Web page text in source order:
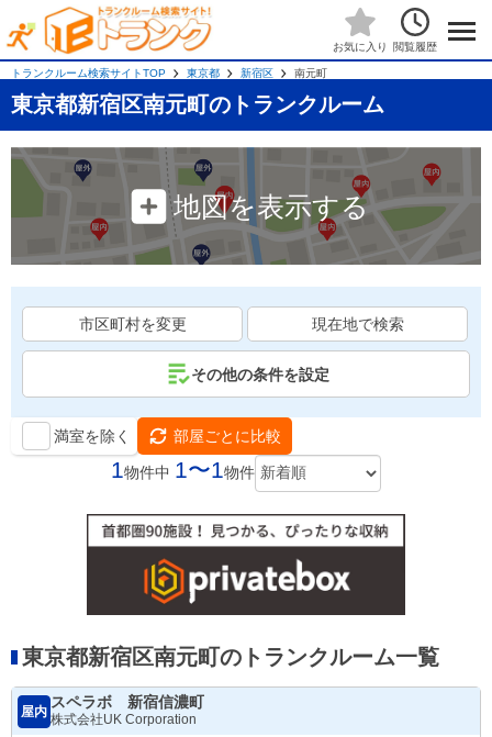
お気に入り 閲覧履歴
トランクルーム検索サイトTOP 東京都 新宿区 南元町
東京都新宿区南元町のトランクルーム
地図を表示する
市区町村を変更 現在地で検索
その他の条件を設定
満室を除く 部屋ごとに比較
1物件中 1〜1物件
東京都新宿区南元町のトランクルーム一覧
屋内
スペラボ 新宿信濃町
株式会社UK Corporation